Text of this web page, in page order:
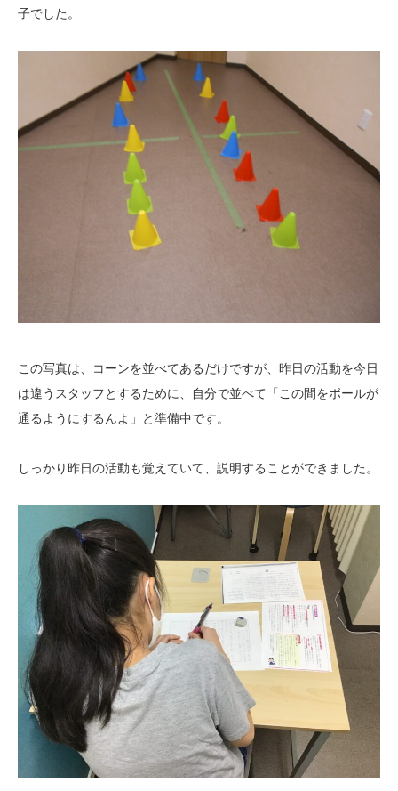
子でした。
この写真は、コーンを並べてあるだけですが、昨日の活動を今日
は違うスタッフとするために、自分で並べて「この間をボールが
通るようにするんよ」と準備中です。
しっかり昨日の活動も覚えていて、説明することができました。